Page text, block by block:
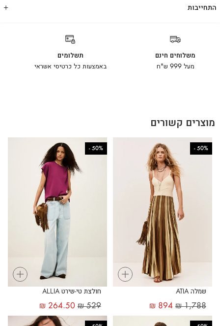
התחייבות
משלוחים חינם
מעל 999 ש"ח
תשלומים
באמצעות כל כרטיסי אשראי
מוצרים קשורים
+
50%
-
שמלה ATIA
₪1,788
₪ 894
+
50%
-
חולצת טי-שירט ALLIA
₪529
₪ 264.50